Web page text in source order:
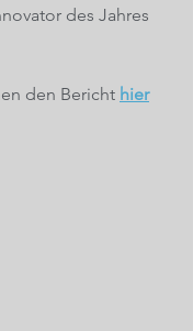
des Jahres
den Bericht hier